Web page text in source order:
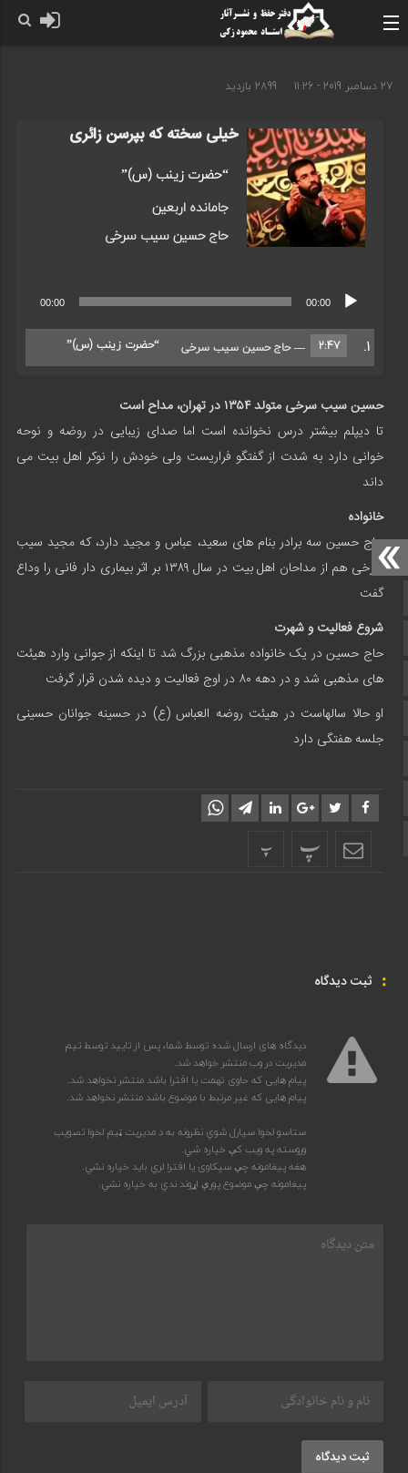
صفحه نخست
سروش
آپارات
زبان انگلیسی
27 دسامبر 2019 - 11:26
خیلی سخته که بپرسن زائری
“حضرت زینب (س)”
جامانده اربعین
حاج حسین سیب سرخی
پخش‌کننده
صوت 00:00
00:00
1. “حضرت زینب (س)” — حاج حسین سیب سرخی 2:47
حسین سیب سرخی متولد ۱۳۵۴ در تهران، مداح است
تا دیپلم بیشتر درس نخوانده است اما صدای زیبایی در روضه و نوحه
خوانی دارد به شدت از گفتگو فراریست ولی خودش را نوکر اهل بیت می
داند
خانواده
حاج حسین سه برادر بنام های سعید، عباس و مجید دارد، که مجید سیب
سرخی هم از مداحان اهل بیت در سال ۱۳۸۹ بر اثر بیماری دار فانی را وداع
گفت
شروع فعالیت و شهرت
حاج حسین در یک خانواده مذهبی بزرگ شد تا اینکه از جوانی وارد هیئت
های مذهبی شد و در دهه ۸۰ در اوج فعالیت و دیده شدن قرار گرفت
او حالا سالهاست در هیئت روضه العباس (ع) در حسینه جوانان حسینی
جلسه هفتگی دارد
پ پ
ثبت دیدگاه
دیدگاه های ارسال شده توسط شما، پس از تایید توسط تیم
مدیریت در وب منتشر خواهد شد.
پیام هایی که حاوی تهمت یا افترا باشد منتشر نخواهد شد.
پیام هایی که غیر مرتبط با موضوع باشد منتشر نخواهد شد.
ستاسو لخوا سپارل شوي نظرونه به د مدیریت ټیم لخوا تصویب
وروسته په ویب کې خپاره شي.
هغه پیغامونه چې سپکاوی یا افترا لري باید خپاره نشي.
پیغامونه چې موضوع پورې اړوند ندي به خپاره نشي.
ثبت دیدگاه